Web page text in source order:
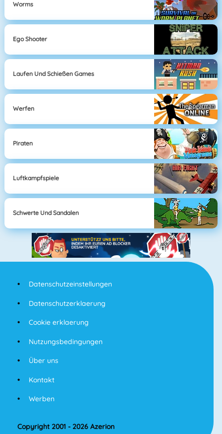
Worms
Ego Shooter
Laufen Und Schießen Games
Werfen
Piraten
Luftkampfspiele
Schwerte Und Sandalen
Datenschutzeinstellungen
Datenschutzerklaerung
Cookie erklaerung
Nutzungsbedingungen
Über uns
Kontakt
Werben
Copyright 2001 - 2026 Azerion